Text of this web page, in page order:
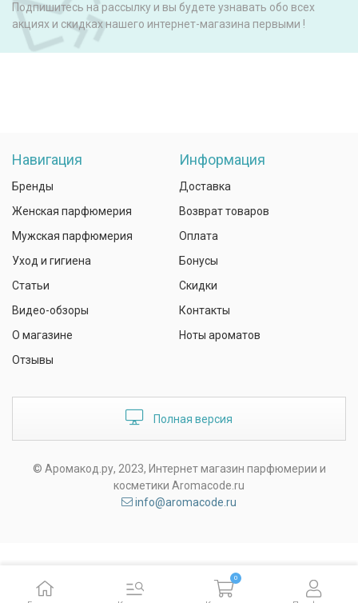
Подпишитесь на рассылку и вы будете узнавать обо всех
акциях и скидках нашего интернет-магазина первыми !
Навигация
Бренды
Женская парфюмерия
Мужская парфюмерия
Уход и гигиена
Статьи
Видео-обзоры
О магазине
Отзывы
Информация
Доставка
Возврат товаров
Оплата
Бонусы
Скидки
Контакты
Ноты ароматов
Полная версия
© Аромакод.ру, 2023, Интернет магазин парфюмерии и
косметики Aromacode.ru
info@aromacode.ru
0